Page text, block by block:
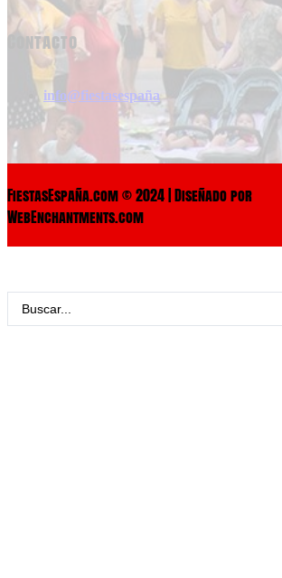
Contacto
info@fiestasespaña
FiestasEspaña.com © 2024 | Diseñado por
WebEnchantments.com